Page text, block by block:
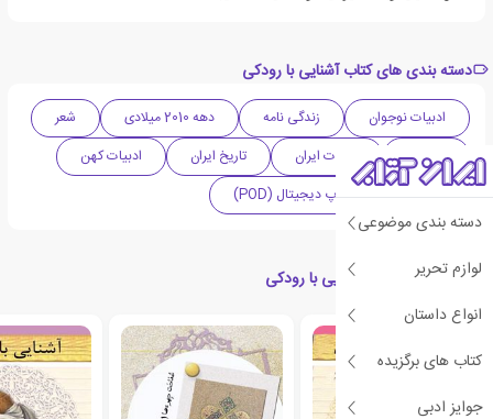
دسته بندی موضوعی
لوازم تحریر
انواع داستان
کتاب های برگزیده
جوایز ادبی
دسته بندی های کتاب آشنایی با رودکی
ادبیات نوجوان زندگی نامه دهه 2010 میلادی
شعر
تاریخی
ادبیات ایران تاریخ ایران
ادبیات کهن
پژوهشی
چاپ دیجیتال (POD)
کتاب های مرتبط با آشنایی با رودکی
پ
ی
ش
ن
ه
ا
د
و
ی
ژ
ه